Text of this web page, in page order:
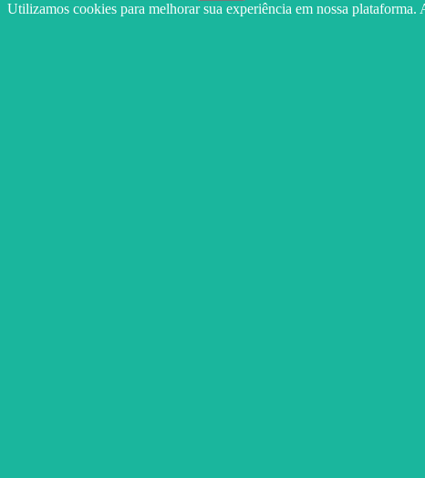
Utilizamos cookies para melhorar sua experiência em nossa